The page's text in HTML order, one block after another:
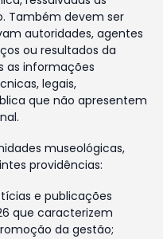
Também devem ser
autoridades, agentes
ou resultados da
as informações
legais,
que não apresentem
museológicas,
providências:
e publicações
que caracterizem
da gestão;